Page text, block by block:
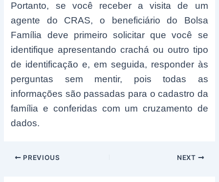
Portanto, se você receber a visita de um
agente do CRAS, o beneficiário do Bolsa
Família deve primeiro solicitar que você se
identifique apresentando crachá ou outro tipo
de identificação e, em seguida, responder às
perguntas sem mentir, pois todas as
informações são passadas para o cadastro da
família e conferidas com um cruzamento de
dados.
Post
PREVIOUS NEXT